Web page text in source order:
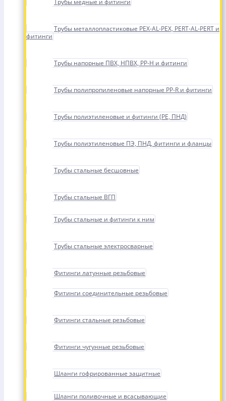
Трубы медные и фитинги
Трубы металлопластиковые PEX-AL-PEX, PERT-AL-PERT и
фитинги
Трубы напорные ПВХ, НПВХ, PP-H и фитинги
Трубы полипропиленовые напорные PP-R и фитинги
Трубы полиэтиленовые и фитинги (PE, ПНД)
Трубы полиэтиленовые ПЭ, ПНД, фитинги и фланцы
Трубы стальные бесшовные
Трубы стальные ВГП
Трубы стальные и фитинги к ним
Трубы стальные электросварные
Фитинги латунные резьбовые
Фитинги соединительные резьбовые
Фитинги стальные резьбовые
Фитинги чугунные резьбовые
Шланги гофрированные защитные
Шланги поливочные и всасывающие